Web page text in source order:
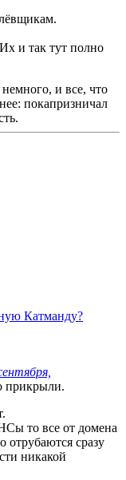
и так тут полно
и все, что
покапризничал
Катманду?
прикрыли.
то все от домена
отрубаются сразу
никакой